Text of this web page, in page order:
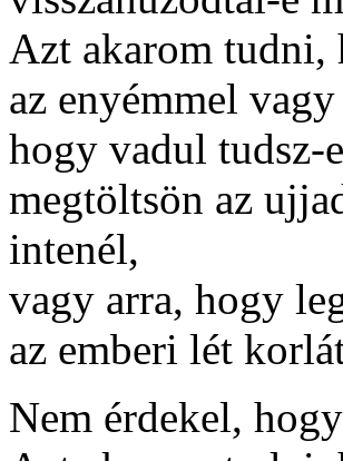
Azt akarom tudni,
az enyémmel
hogy vadul tudsz-
megtöltsön az
intenél,
vagy arra, hogy
az emberi lét
Nem érdekel,